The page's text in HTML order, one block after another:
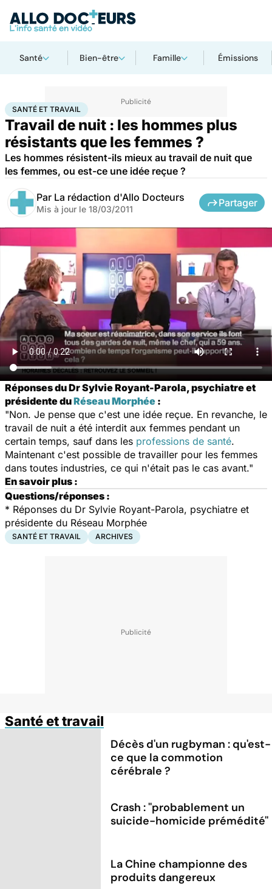
Santé Bien-être Famille Émissions
AccueilSantéSanté et travail
SANTÉ ET TRAVAIL
Travail de nuit : les hommes plus
résistants que les femmes ?
Les hommes résistent-ils mieux au travail de nuit que
les femmes, ou est-ce une idée reçue ?
Par La rédaction d'Allo Docteurs
Mis à jour le 18/03/2011
Partager
Réponses du Dr Sylvie Royant-Parola, psychiatre et
présidente duRéseau Morphée :
"Non. Je pense que c'est une idée reçue. En revanche, le
travail de nuit a été interdit aux femmes pendant un
certain temps, sauf dans les professions de santé.
Maintenant c'est possible de travailler pour les femmes
dans toutes industries, ce qui n'était pas le cas avant."
En savoir plus :
Questions/réponses :
* Réponses du Dr Sylvie Royant-Parola, psychiatre et
présidente du Réseau Morphée
SANTÉ ET TRAVAIL ARCHIVES
Santé et travail
Décès d'un rugbyman : qu'est-
ce que la commotion
cérébrale ?
Crash : ''probablement un
suicide-homicide prémédité''
La Chine championne des
produits dangereux